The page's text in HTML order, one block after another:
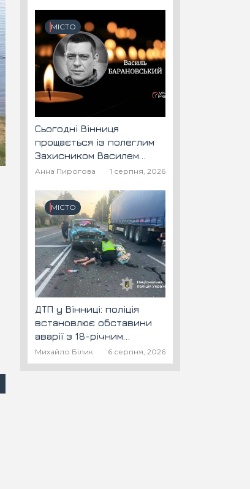
МІСТО
Сьогодні Вінниця
прощається із полеглим
Захисником Василем
Барановським "Шторм"
Анна Пирогова 1 серпня, 2026
МІСТО
ДТП у Вінниці: поліція
встановлює обставини
аварії з 18-річним
скутеристом
Михайло Білик 6 серпня, 2026